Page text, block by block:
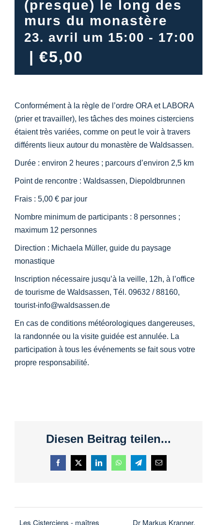
Centre d’information
Téléchargements
Lieu d’apprentissage
Patrimoine culinaire
Langage facile
Français
(presque) le long des
murs du monastère
23. avril um 15:00 - 17:00
| €5,00
Conformément à la règle de l’ordre ORA et LABORA
(prier et travailler), les tâches des moines cisterciens
étaient très variées, comme on peut le voir à travers
différents lieux autour du monastère de Waldsassen.
Durée : environ 2 heures ; parcours d’environ 2,5 km
Point de rencontre : Waldsassen, Diepoldbrunnen
Frais : 5,00 € par jour
Nombre minimum de participants : 8 personnes ;
maximum 12 personnes
Direction : Michaela Müller, guide du paysage
monastique
Inscription nécessaire jusqu’à la veille, 12h, à l’office
de tourisme de Waldsassen, Tél. 09632 / 88160,
tourist-info@waldsassen.de
En cas de conditions météorologiques dangereuses,
la randonnée ou la visite guidée est annulée. La
participation à tous les événements se fait sous votre
propre responsabilité.
Diesen Beitrag teilen...
Facebook
X LinkedInWhatsAppTelegramCourriel
Les Cisterciens - maîtres
Dr Markus Kranner,